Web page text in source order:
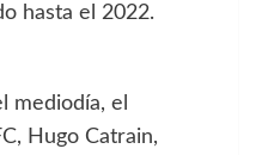
hasta el 2022.
mediodía, el
Hugo Catrain,